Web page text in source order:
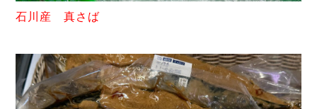
石川産 真さば